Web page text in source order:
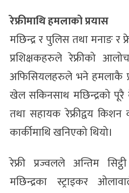
रेफ्रीमाथि हमलाको प्रयास
मछिन्द्र र पुलिस तथा मनाङ
प्रशिक्षकहरुले रेफ्रीको
अफिसियलहरुले भने हमलाकै
खेल सकिनसाथ मछिन्द्रको पूरै
तथा सहायक रेफ्रीद्वय
कार्कीमाथि खनिएको थियो।
रेफ्री प्रज्वलले अन्तिम
मछिन्द्रका स्ट्राइकर